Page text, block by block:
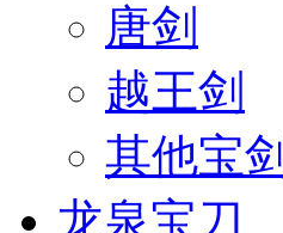
唐剑
越王剑
其他宝剑
龙泉宝刀